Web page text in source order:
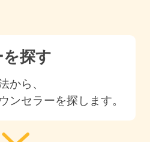
探す
から、
ンセラーを探します。